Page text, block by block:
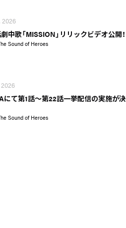
2026
中歌「MISSION」リリックビデオ公開！
Sound of Heroes
にて第1話～第22話一挙配信の実施が決
Sound of Heroes